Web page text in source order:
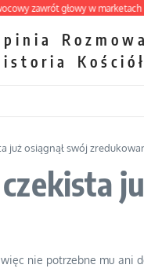
zawrót głowy w marketach
Rozmowa
Kościół
już osiągnął swój
nie potrzebne mu